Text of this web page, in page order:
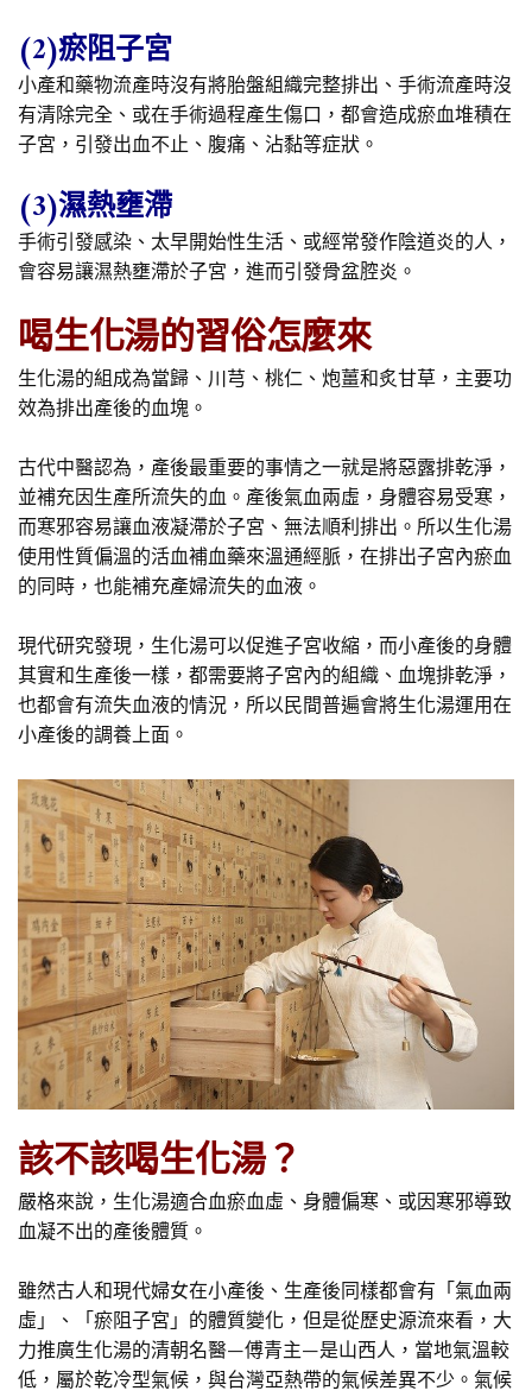
(2)瘀阻子宮
小產和藥物流產時沒有將胎盤組織完整排出、手術流產時沒
有清除完全、或在手術過程產生傷口，都會造成瘀血堆積在
子宮，引發出血不止、腹痛、沾黏等症狀。
(3)濕熱壅滯
手術引發感染、太早開始性生活、或經常發作陰道炎的人，
會容易讓濕熱壅滯於子宮，進而引發骨盆腔炎。
喝生化湯的習俗怎麼來
生化湯的組成為當歸、川芎、桃仁、炮薑和炙甘草，主要功
效為排出產後的血塊。
古代中醫認為，產後最重要的事情之一就是將惡露排乾淨，
並補充因生產所流失的血。產後氣血兩虛，身體容易受寒，
而寒邪容易讓血液凝滯於子宮、無法順利排出。所以生化湯
使用性質偏溫的活血補血藥來溫通經脈，在排出子宮內瘀血
的同時，也能補充產婦流失的血液。
現代研究發現，生化湯可以促進子宮收縮，而小產後的身體
其實和生產後一樣，都需要將子宮內的組織、血塊排乾淨，
也都會有流失血液的情況，所以民間普遍會將生化湯運用在
小產後的調養上面。
該不該喝生化湯？
嚴格來說，生化湯適合血瘀血虛、身體偏寒、或因寒邪導致
血凝不出的產後體質。
雖然古人和現代婦女在小產後、生產後同樣都會有「氣血兩
虛」、「瘀阻子宮」的體質變化，但是從歷史源流來看，大
力推廣生化湯的清朝名醫—傅青主—是山西人，當地氣溫較
低，屬於乾冷型氣候，與台灣亞熱帶的氣候差異不少。氣候